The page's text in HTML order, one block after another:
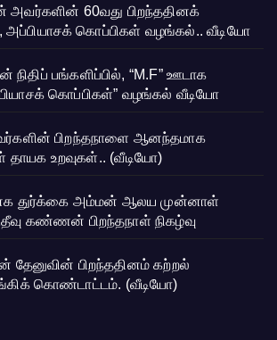
அவர்களின் 60வது பிறந்ததினக்
கொப்பிகள் வழங்கல்.. வீடியோ
நிதிப் பங்களிப்பில், “M.F” ஊடாக
கொப்பிகள்” வழங்கல் வீடியோ
பிறந்தநாளை ஆனந்தமாக
உறவுகள்.. (வீடியோ)
துர்க்கை அம்மன் ஆலய முன்னாள்
கண்ணன் பிறந்தநாள் நிகழ்வு
தேனுவின் பிறந்ததினம் கற்றல்
கொண்டாட்டம். (வீடியோ)